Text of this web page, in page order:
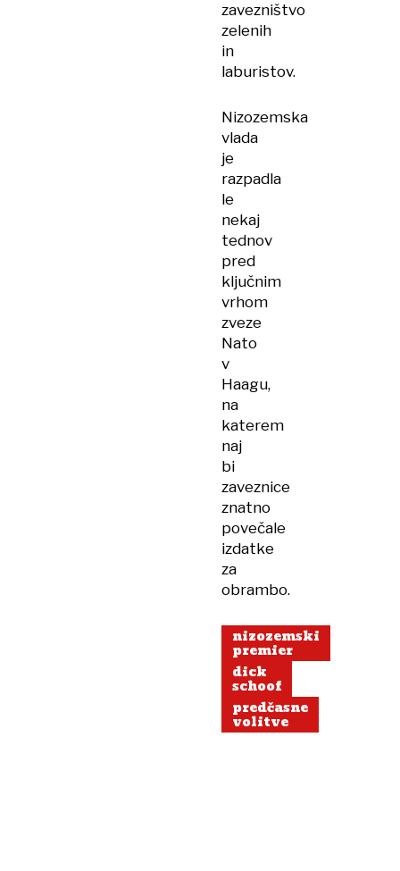
zavezništvo
zelenih
in
laburistov.
Nizozemska
vlada
je
razpadla
le
nekaj
tednov
pred
ključnim
vrhom
zveze
Nato
v
Haagu,
na
katerem
naj
bi
zaveznice
znatno
povečale
izdatke
za
obrambo.
nizozemski
premier
dick
schoof
predčasne
volitve